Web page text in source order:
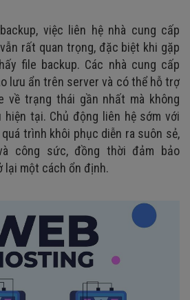
việc liên hệ nhà cung cấp
rất quan trọng, đặc biệt khi gặp
file backup. Các nhà cung cấp
lưu ẩn trên server và có thể hỗ trợ
về trạng thái gần nhất mà không
hiện tại. Chủ động liên hệ sớm với
trình khôi phục diễn ra suôn sẻ,
công sức, đồng thời đảm bảo
một cách ổn định.